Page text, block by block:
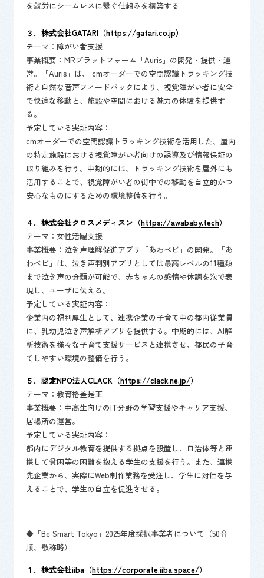
を就労にシームレスに繋ぐ仕組みを構築する
３．​株式会社GATARI（https://gatari.co.jp）
テーマ：障がい者支援
​事業概要：MRプラットフォーム「Auris」の開発・提供・運
営。「Auris」は、 cmオーダーでの空間認識トラッキング技
術と自然な音声フィードバックにより、視覚障がい者に安全
で快適な移動と、施設や空間における魅力の体験を提供す
る。
​予定している実証内容：
cmオーダーでの空間認識トラッキング技術を活用した、屋内
の特定施設における視覚障がい者向けの誘導及び情報保証の
取り組みを行う。中期的には、トラッキング技術を屋外にも
活用することで、視覚障がい者の街中での移動を自立的かつ
安心なものにするための環境整備を行う。
４．株式会社クロスメディスン（https://awababy.tech）
テーマ：女性活躍支援 ​
事業概要：泣き声理解促進アプリ「あわベビ」の開発。「あ
わベビ」は、泣き声判別アプリとしては最高レベルの11種類
まで泣き声の分類が可能で、赤ちゃんの感情や体調を泡で表
現し、ユーザに伝える。 ​
予定している実証内容：
​企業内の福利厚生として、連携企業の子育て中の都内従業員
に、乳幼児泣き声解析アプリを提供する。中期的には、AI解
析技術を様々な子育て支援サービスと連携させ、都民の子育
てしやすい環境の整備を行う。
５．認定NPO法人CLACK（https://clack.ne.jp/）
テーマ：教育格差是正
​事業概要：中高生向けのIT分野の学習支援やキャリア支援、
居場所の運営。
予定している実証内容：
都内にデジタル教育を提供する拠点を設置し、自治体等と連
携して貧困等の困難を抱える学生の支援を行う。また、連携
先企業から、実際にWeb制作業務を受注し、学生に対価を与
えることで、学生の自立を促進させる。​
◆「Be Smart Tokyo」2025年度採択事業者について（50音
順、敬称略）
１．株式会社iiba（https://corporate.iiba.space/）